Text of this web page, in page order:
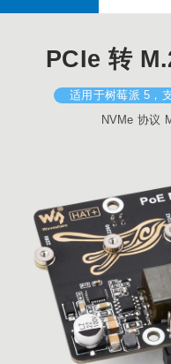
PCIe 转
适用于树莓派 5，
NVMe 协议